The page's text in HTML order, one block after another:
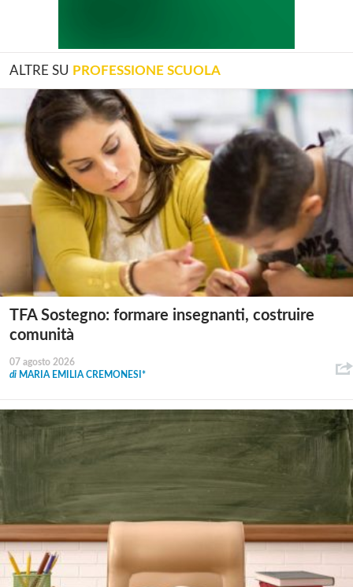
ALTRE SU PROFESSIONE SCUOLA
TFA Sostegno: formare insegnanti, costruire
comunità
07 agosto 2026
di MARIA EMILIA CREMONESI*